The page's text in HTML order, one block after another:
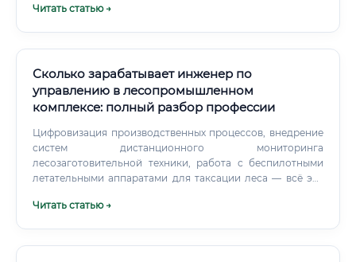
необходимое оборудование и режимы его работы,
Читать статью →
Сколько зарабатывает инженер по
управлению в лесопромышленном
комплексе: полный разбор профессии
Цифровизация производственных процессов, внедрение
систем дистанционного мониторинга
лесозаготовительной техники, работа с беспилотными
летательными аппаратами для таксации леса — всё это
Инженер, который следит за отраслевыми трендами,
Читать статью →